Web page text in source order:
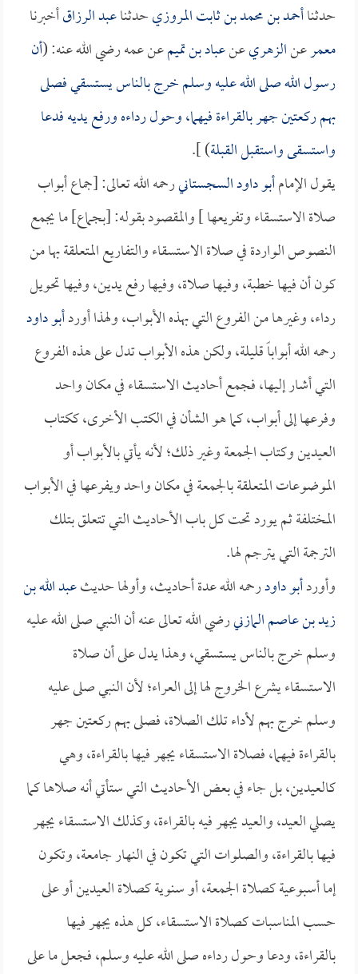
حدثناأحمد بن محمد بن ثابت المروزيحدثناعبد الرزاقأخبرنا
معمرعنالزهريعنعباد بن تميمعن عمه رضي الله عنه: (أن
رسول الله صلى الله عليه وسلم خرج بالناس يستسقي فصلى
بهم ركعتين جهر بالقراءة فيهما، وحول رداءه ورفع يديه فدعا
واستسقى واستقبل القبلة) ].
يقول الإمامأبو داود السجستانيرحمه الله تعالى: [جماع أبواب
صلاة الاستسقاء وتفريعها ] والمقصود بقوله: [بجماع] ما يجمع
النصوص الواردة في صلاة الاستسقاء والتفاريع المتعلقة بها من
كون أن فيها خطبة، وفيها صلاة، وفيها رفع يدين، وفيها تحويل
رداء، وغيرها من الفروع التي بهذه الأبواب، ولهذا أوردأبو داود
رحمه الله أبواباً قليلة، ولكن هذه الأبواب تدل على هذه الفروع
التي أشار إليها، فجمع أحاديث الاستسقاء في مكان واحد
وفرعها إلى أبواب، كما هو الشأن في الكتب الأخرى، ككتاب
العيدين وكتاب الجمعة وغير ذلك؛ لأنه يأتي بالأبواب أو
الموضوعات المتعلقة بالجمعة في مكان واحد ويفرعها في الأبواب
المختلفة ثم يورد تحت كل باب الأحاديث التي تتعلق بتلك
الترجمة التي يترجم لها.
وأوردأبو داودرحمه الله عدة أحاديث، وأولها حديثعبد الله بن
زيد بن عاصم المازنيرضي الله تعالى عنه أن النبي صلى الله عليه
وسلم خرج بالناس يستسقي، وهذا يدل على أن صلاة
الاستسقاء يشرع الخروج لها إلى العراء؛ لأن النبي صلى عليه
وسلم خرج بهم لأداء تلك الصلاة، فصلى بهم ركعتين جهر
بالقراءة فيهما، فصلاة الاستسقاء يجهر فيها بالقراءة، وهي
كالعيدين، بل جاء في بعض الأحاديث التي ستأتي أنه صلاها كما
يصلي العيد، والعيد يجهر فيه بالقراءة، وكذلك الاستسقاء يجهر
فيها بالقراءة، والصلوات التي تكون في النهار جامعة، وتكون
إما أسبوعية كصلاة الجمعة، أو سنوية كصلاة العيدين أو على
حسب المناسبات كصلاة الاستسقاء، كل هذه يجهر فيها
بالقراءة، ودعا وحول رداءه صلى الله عليه وسلم، فجعل ما على